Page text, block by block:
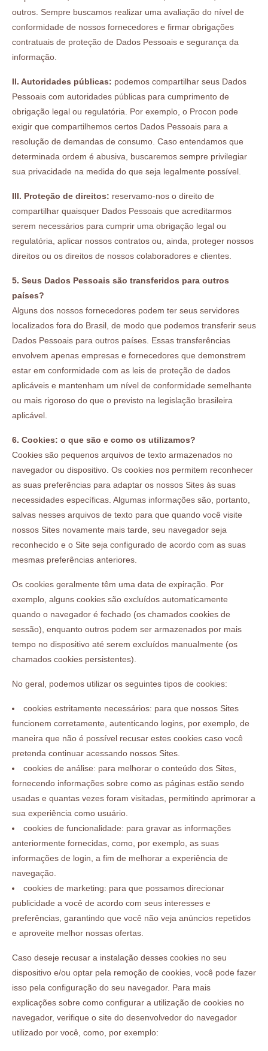
outros. Sempre buscamos realizar uma avaliação do nível de
conformidade de nossos fornecedores e firmar obrigações
contratuais de proteção de Dados Pessoais e segurança da
informação.
II. Autoridades públicas: podemos compartilhar seus Dados
Pessoais com autoridades públicas para cumprimento de
obrigação legal ou regulatória. Por exemplo, o Procon pode
exigir que compartilhemos certos Dados Pessoais para a
resolução de demandas de consumo. Caso entendamos que
determinada ordem é abusiva, buscaremos sempre privilegiar
sua privacidade na medida do que seja legalmente possível.
III. Proteção de direitos: reservamo-nos o direito de
compartilhar quaisquer Dados Pessoais que acreditarmos
serem necessários para cumprir uma obrigação legal ou
regulatória, aplicar nossos contratos ou, ainda, proteger nossos
direitos ou os direitos de nossos colaboradores e clientes.
5. Seus Dados Pessoais são transferidos para outros
países?
Alguns dos nossos fornecedores podem ter seus servidores
localizados fora do Brasil, de modo que podemos transferir seus
Dados Pessoais para outros países. Essas transferências
envolvem apenas empresas e fornecedores que demonstrem
estar em conformidade com as leis de proteção de dados
aplicáveis e mantenham um nível de conformidade semelhante
ou mais rigoroso do que o previsto na legislação brasileira
aplicável.
6. Cookies: o que são e como os utilizamos?
Cookies são pequenos arquivos de texto armazenados no
navegador ou dispositivo. Os cookies nos permitem reconhecer
as suas preferências para adaptar os nossos Sites às suas
necessidades específicas. Algumas informações são, portanto,
salvas nesses arquivos de texto para que quando você visite
nossos Sites novamente mais tarde, seu navegador seja
reconhecido e o Site seja configurado de acordo com as suas
mesmas preferências anteriores.
Os cookies geralmente têm uma data de expiração. Por
exemplo, alguns cookies são excluídos automaticamente
quando o navegador é fechado (os chamados cookies de
sessão), enquanto outros podem ser armazenados por mais
tempo no dispositivo até serem excluídos manualmente (os
chamados cookies persistentes).
No geral, podemos utilizar os seguintes tipos de cookies:
cookies estritamente necessários: para que nossos Sites
funcionem corretamente, autenticando logins, por exemplo, de
maneira que não é possível recusar estes cookies caso você
pretenda continuar acessando nossos Sites.
cookies de análise: para melhorar o conteúdo dos Sites,
fornecendo informações sobre como as páginas estão sendo
usadas e quantas vezes foram visitadas, permitindo aprimorar a
sua experiência como usuário.
cookies de funcionalidade: para gravar as informações
anteriormente fornecidas, como, por exemplo, as suas
informações de login, a fim de melhorar a experiência de
navegação.
cookies de marketing: para que possamos direcionar
publicidade a você de acordo com seus interesses e
preferências, garantindo que você não veja anúncios repetidos
e aproveite melhor nossas ofertas.
Caso deseje recusar a instalação desses cookies no seu
dispositivo e/ou optar pela remoção de cookies, você pode fazer
isso pela configuração do seu navegador. Para mais
explicações sobre como configurar a utilização de cookies no
navegador, verifique o site do desenvolvedor do navegador
utilizado por você, como, por exemplo: